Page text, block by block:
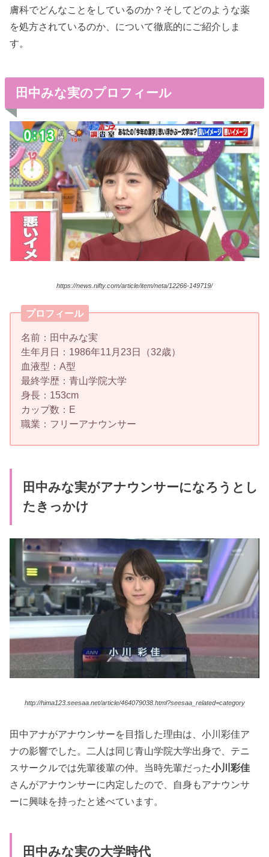
膚科でどんなことをしているのか？そしてどのような薬
を処方されているのか、について徹底的にご紹介しま
す。
田中みな実のプロフィール
https://news.nifty.com/article/item/neta/12266-149719/
プロフィール
名前：田中みな実
生年月日：1986年11月23日（32歳）
血液型：A型
最終学歴：青山学院大学
身長：153cm
カップ数：E
職業：フリーアナウンサー
田中みな実がアナウンサーになろうとし
たきっかけ
http://hima123.seesaa.net/article/464079038.html?seesaa_related=category
田中アナがアナウンサーを目指した理由は、小川彩佳ア
ナの影響でした。二人は同じ青山学院大学出身で、テニ
スサークルでは先輩後輩の仲。当時先輩だった小川彩佳
さんがアナウンサーに内定したので、自身もアナウンサ
ーに興味を持ったと述べています。
田中みな実の大学時代